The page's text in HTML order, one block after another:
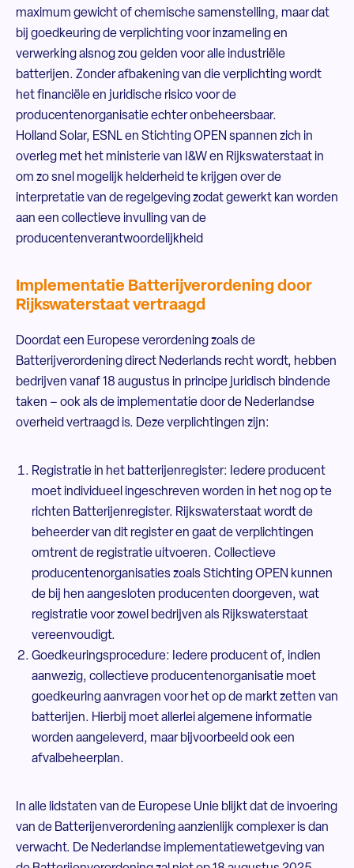
maximum gewicht of chemische samenstelling, maar dat
bij goedkeuring de verplichting voor inzameling en
verwerking alsnog zou gelden voor alle industriële
batterijen. Zonder afbakening van die verplichting wordt
het financiële en juridische risico voor de
producentenorganisatie echter onbeheersbaar.
Holland Solar, ESNL en Stichting OPEN spannen zich in
overleg met het ministerie van I&W en Rijkswaterstaat in
om zo snel mogelijk helderheid te krijgen over de
interpretatie van de regelgeving zodat gewerkt kan worden
aan een collectieve invulling van de
producentenverantwoordelijkheid
Implementatie Batterijverordening door
Rijkswaterstaat vertraagd
Doordat een Europese verordening zoals de
Batterijverordening direct Nederlands recht wordt, hebben
bedrijven vanaf 18 augustus in principe juridisch bindende
taken – ook als de implementatie door de Nederlandse
overheid vertraagd is. Deze verplichtingen zijn:
Registratie in het batterijenregister: Iedere producent
moet individueel ingeschreven worden in het nog op te
richten Batterijenregister. Rijkswaterstaat wordt de
beheerder van dit register en gaat de verplichtingen
omtrent de registratie uitvoeren. Collectieve
producentenorganisaties zoals Stichting OPEN kunnen
de bij hen aangesloten producenten doorgeven, wat
registratie voor zowel bedrijven als Rijkswaterstaat
vereenvoudigt.
Goedkeuringsprocedure: Iedere producent of, indien
aanwezig, collectieve producentenorganisatie moet
goedkeuring aanvragen voor het op de markt zetten van
batterijen. Hierbij moet allerlei algemene informatie
worden aangeleverd, maar bijvoorbeeld ook een
afvalbeheerplan.
In alle lidstaten van de Europese Unie blijkt dat de invoering
van de Batterijenverordening aanzienlijk complexer is dan
verwacht. De Nederlandse implementatiewetgeving van